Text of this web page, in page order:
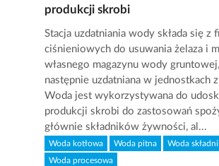
produkcji skrobi
Stacja uzdatniania wody składa się z
ciśnieniowych do usuwania żelaza i
własnego magazynu wody
następnie uzdatniana w jednostkach
Woda jest wykorzystywana do
produkcji skrobi do zastosowań
głównie składników żywności, al...
Woda kotłowa Woda pitna Woda
Woda procesowa